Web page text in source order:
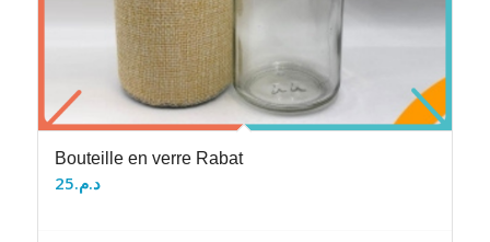
Bouteille en verre Rabat
د.م.25